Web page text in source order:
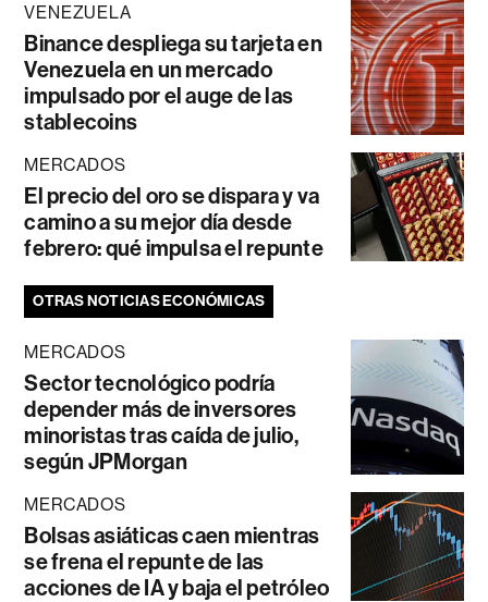
VENEZUELA
Binance despliega su tarjeta en
Venezuela en un mercado
impulsado por el auge de las
stablecoins
MERCADOS
El precio del oro se dispara y va
camino a su mejor día desde
febrero: qué impulsa el repunte
OTRAS NOTICIAS ECONÓMICAS
MERCADOS
Sector tecnológico podría
depender más de inversores
minoristas tras caída de julio,
según JPMorgan
MERCADOS
Bolsas asiáticas caen mientras
se frena el repunte de las
acciones de IA y baja el petróleo